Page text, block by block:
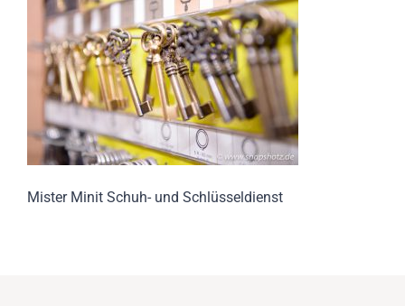
Impressionen
Über uns
SUCHE
Mister Minit Schuh- und Schlüsseldienst